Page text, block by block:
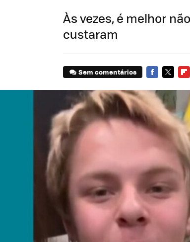
Às vezes, é melhor
custaram
Sem comentários